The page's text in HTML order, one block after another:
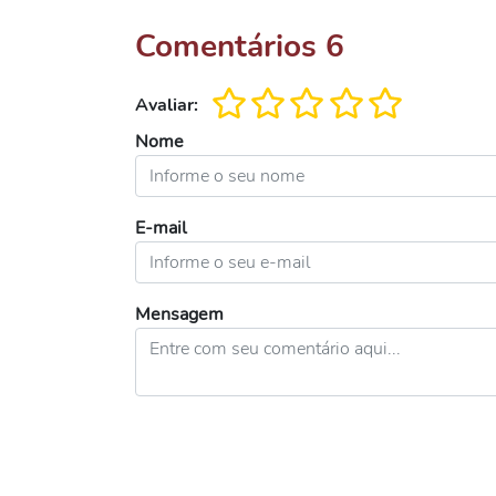
Comentários 6
Avaliar:
Nome
E-mail
Mensagem